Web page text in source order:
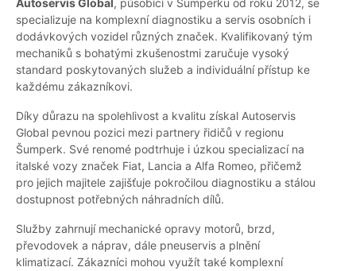
Autoservis Global, působící v Šumperku od roku 2012, se
specializuje na komplexní diagnostiku a servis osobních i
dodávkových vozidel různých značek. Kvalifikovaný tým
mechaniků s bohatými zkušenostmi zaručuje vysoký
standard poskytovaných služeb a individuální přístup ke
každému zákazníkovi.
Díky důrazu na spolehlivost a kvalitu získal Autoservis
Global pevnou pozici mezi partnery řidičů v regionu
Šumperk. Své renomé podtrhuje i úzkou specializací na
italské vozy značek Fiat, Lancia a Alfa Romeo, přičemž
pro jejich majitele zajišťuje pokročilou diagnostiku a stálou
dostupnost potřebných náhradních dílů.
Služby zahrnují mechanické opravy motorů, brzd,
převodovek a náprav, dále pneuservis a plnění
klimatizací. Zákazníci mohou využít také komplexní